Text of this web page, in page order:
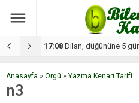
17:08 Dilan, düğününe 5
Anasayfa » Örgü » Yazma Kenarı Tarifi
n3